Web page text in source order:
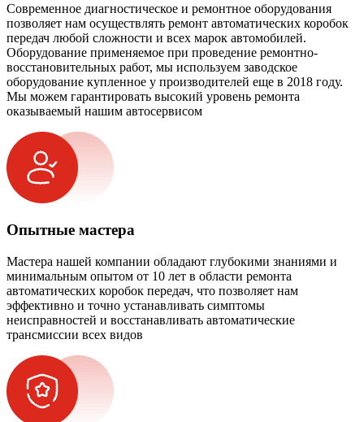
Современное диагностическое и ремонтное оборудования
позволяет нам осуществлять ремонт автоматических коробок
передач любой сложности и всех марок автомобилей.
Оборудование применяемое при проведение ремонтно-
восстановительных работ, мы используем заводское
оборудование купленное у производителей еще в 2018 году.
Мы можем гарантировать высокий уровень ремонта
оказываемый нашим автосервисом
Опытные мастера
Мастера нашей компании обладают глубокими знаниями и
минимальным опытом от 10 лет в области ремонта
автоматических коробок передач, что позволяет нам
эффективно и точно устанавливать симптомы
неисправностей и восстанавливать автоматические
трансмиссии всех видов